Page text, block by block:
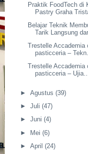
Praktik FoodTech di
Pastry Graha
Belajar Teknik
Tarik Langsung
Trestelle Accademia
pasticceria –
Trestelle Accademia
pasticceria –
► Agustus (39)
► Juli (47)
► Juni (4)
► Mei (6)
► April (24)